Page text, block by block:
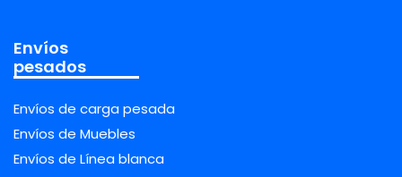
Envíos
pesados
Envíos de carga pesada
Envíos de Muebles
Envíos de Línea blanca